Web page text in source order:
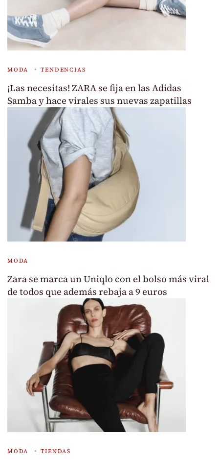
MODA TENDENCIAS
¡Las necesitas! ZARA se fija en las Adidas
Samba y hace virales sus nuevas zapatillas
MODA
Zara se marca un Uniqlo con el bolso más viral
de todos que además rebaja a 9 euros
MODA TIENDAS